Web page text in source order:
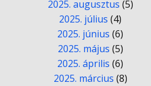
2025. augusztus (5)
2025. július (4)
2025. június (6)
2025. május (5)
2025. április (6)
2025. március (8)